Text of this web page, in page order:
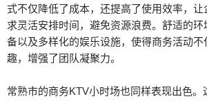
式不仅降低了成本，还提高了使用效率，
求灵活安排时间，避免资源浪费。舒适的
备以及多样化的娱乐设施，使得商务活动不
趣，增强了团队凝聚力。
常熟市的商务KTV小时场也同样表现出色